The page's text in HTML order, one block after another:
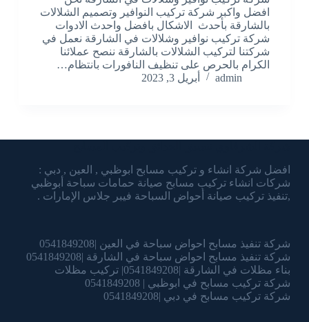
افضل واكبر شركة تركيب النوافير وتصميم الشلالات
بالشارقة بأحدث الاشكال بافضل واحدث الادوات
شركة تركيب نوافير وشلالات في الشارقة نعمل في
شركتنا لتركيب الشلالات بالشارقة ننصح عملائنا
الكرام بالحرص على تنظيف النافورات بانتظام…
admin
أبريل 3, 2023
افضل شركة انشاء و تركيب مسابح ابوظبي , العين , دبي :
شركات انشاء تركيب مسابح صيانة حمامات سباحة أبوظبي
,تنفيذ تركيب صيانة أحواض السباحة فيبر جلاس الإمارات .
شركة تنفيذ مسابح احواض سباحة في العين |0541849208
شركة تنفيذ مسابح احواض سباحة في الشارقة |0541849208
بناء مظلات في الشارقة |0541849208| تركيب مظلات
شركة تركيب مسابح في ابوظبي | 0541849208
شركة تركيب مسابح في دبي |0541849208